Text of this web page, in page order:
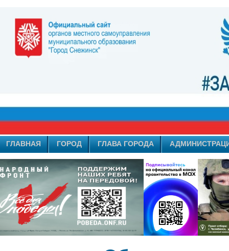
ГЛАВНАЯ ГОРОД ГЛАВА ГОРОДА